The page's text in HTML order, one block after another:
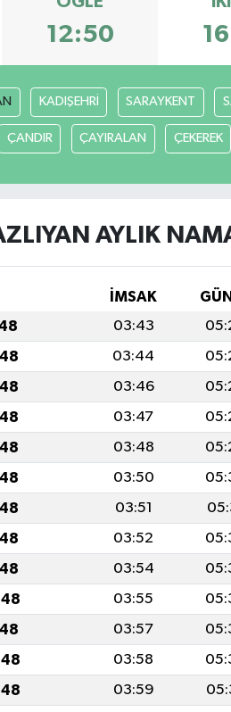
12:50
KADIŞEHRİ SARAYKENT
ÇANDIR ÇAYIRALAN ÇEKEREK
AYLIK
İMSAK
03:43
03:44
03:46
03:47
03:48
03:50
03:51
03:52
03:54
03:55
03:57
03:58
03:59